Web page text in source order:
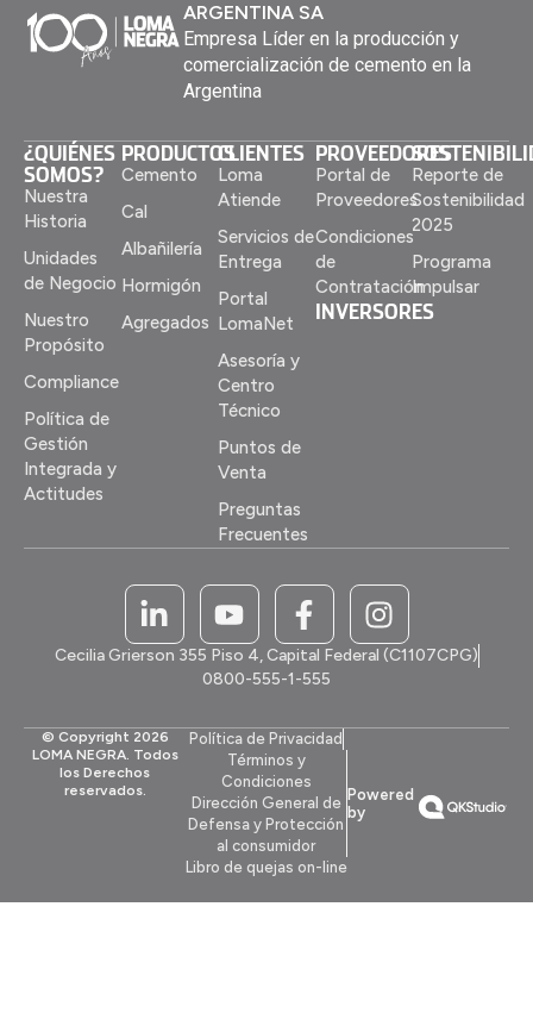
ARGENTINA SA
Empresa Líder en la producción y
comercialización de cemento en la
Argentina
¿QUIÉNES
SOMOS?
Nuestra
Historia
Unidades
de Negocio
Nuestro
Propósito
Compliance
Política de
Gestión
Integrada y
Actitudes
PRODUCTOS
Cemento
Cal
Albañilería
Hormigón
Agregados
CLIENTES
Loma
Atiende
Servicios de
Entrega
Portal
LomaNet
Asesoría y
Centro
Técnico
Puntos de
Venta
Preguntas
Frecuentes
PROVEEDORES
Portal de
Proveedores
Condiciones
de
Contratación
INVERSORES
Reporte de
Sostenibilidad
2025
Programa
Impulsar
Cecilia Grierson 355 Piso 4, Capital Federal (C1107CPG)
0800-555-1-555
© Copyright 2026
LOMA NEGRA. Todos
los Derechos
reservados.
Política de Privacidad
Términos y
Condiciones
Dirección General de
Defensa y Protección
al consumidor
Libro de quejas on-line
Powered
by